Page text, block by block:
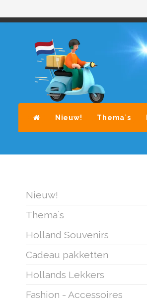
Nieuw! Thema`s
Nieuw!
Thema`s
Holland Souvenirs
Cadeau pakketten
Hollands Lekkers
Fashion - Accessoires